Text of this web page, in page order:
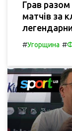
Грав разом
матчів за
#Угорщина #